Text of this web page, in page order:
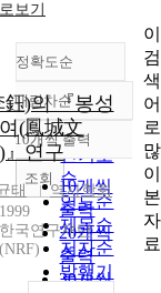
보기
정확도순
정확도
순
인기도
순
연도순
제목순
저자순
발행기
내림차순
내림차순
10개씩 출력
10개씩
출력
20개씩
출력
30개씩
조회
鈺)의 『봉성
(鳳城文
』연구
태
역사학회
1999
한국연구재단
(NRF)
이
검
색
어
로
많
이
본
자
료